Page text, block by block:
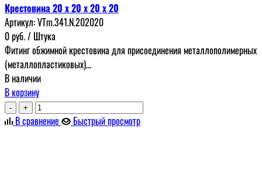
Крестовина 20 x 20 x 20 x 20
Артикул:VTm.341.N.202020
0руб./ Штука
Фитинг обжимной крестовина для присоединения металлополимерных
(металлопластиковых)...
В наличии
В корзину
- +
В сравнение Быстрый просмотр